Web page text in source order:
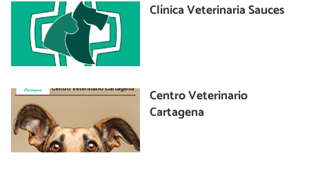
Clínica Veterinaria Sauces
Centro Veterinario
Cartagena